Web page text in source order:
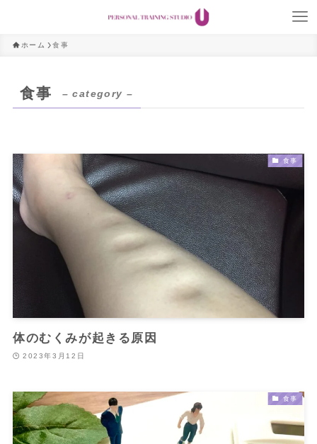
ホーム 食事
食事 – category –
食事
体のむくみが起きる原因
2023年3月12日
食事